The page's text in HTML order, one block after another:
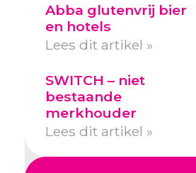
Abba glutenvrij bier
en hotels
Lees dit artikel »
SWITCH – niet
bestaande
merkhouder
Lees dit artikel »